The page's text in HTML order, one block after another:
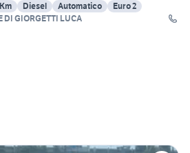
Diesel Automatico
Euro 2
DI GIORGETTI LUCA